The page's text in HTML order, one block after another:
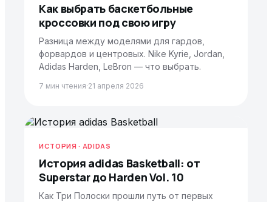
Как выбрать баскетбольные
кроссовки под свою игру
Разница между моделями для гардов,
форвардов и центровых. Nike Kyrie, Jordan,
Adidas Harden, LeBron — что выбрать.
7 мин чтения·21 апреля 2026
ИСТОРИЯ · ADIDAS
История adidas Basketball: от
Superstar до Harden Vol. 10
Как Три Полоски прошли путь от первых